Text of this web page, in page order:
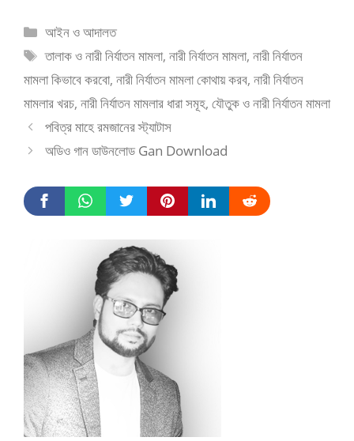
Categories
আইন ও আদালত
Tags
তালাক ও নারী নির্যাতন মামলা,নারী নির্যাতন মামলা,নারী নির্যাতন
মামলা কিভাবে করবো, নারী নির্যাতন মামলা কোথায় করব, নারী নির্যাতন
মামলার খরচ, নারী নির্যাতন মামলার ধারা সমূহ, যৌতুক ও নারী নির্যাতন মামলা
পবিত্র মাহে রমজানের স্ট্যাটাস
অডিও গান ডাউনলোড Gan Download